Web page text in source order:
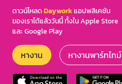
ดาวน์โหลดDayworkแอปพลิเคชัน
ของเราได้แล้ววันนี้ ทั้งใน Apple Store
และ Google Play
หางาน หางานพาร์ทไทม์